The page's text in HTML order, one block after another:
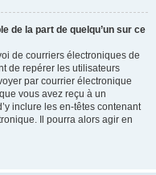
de la part de quelqu’un sur ce
de courriers électroniques de
de repérer les utilisateurs
par courrier électronique
vous avez reçu à un
inclure les en-têtes contenant
Il pourra alors agir en